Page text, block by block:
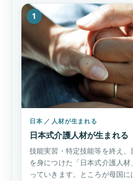
1
日本 ／ 人材が生まれる
日本式介護人材が生まれる
技能実習・特定技能等を終え
を身につけた「日本式介護人
っていきます。ところが母国